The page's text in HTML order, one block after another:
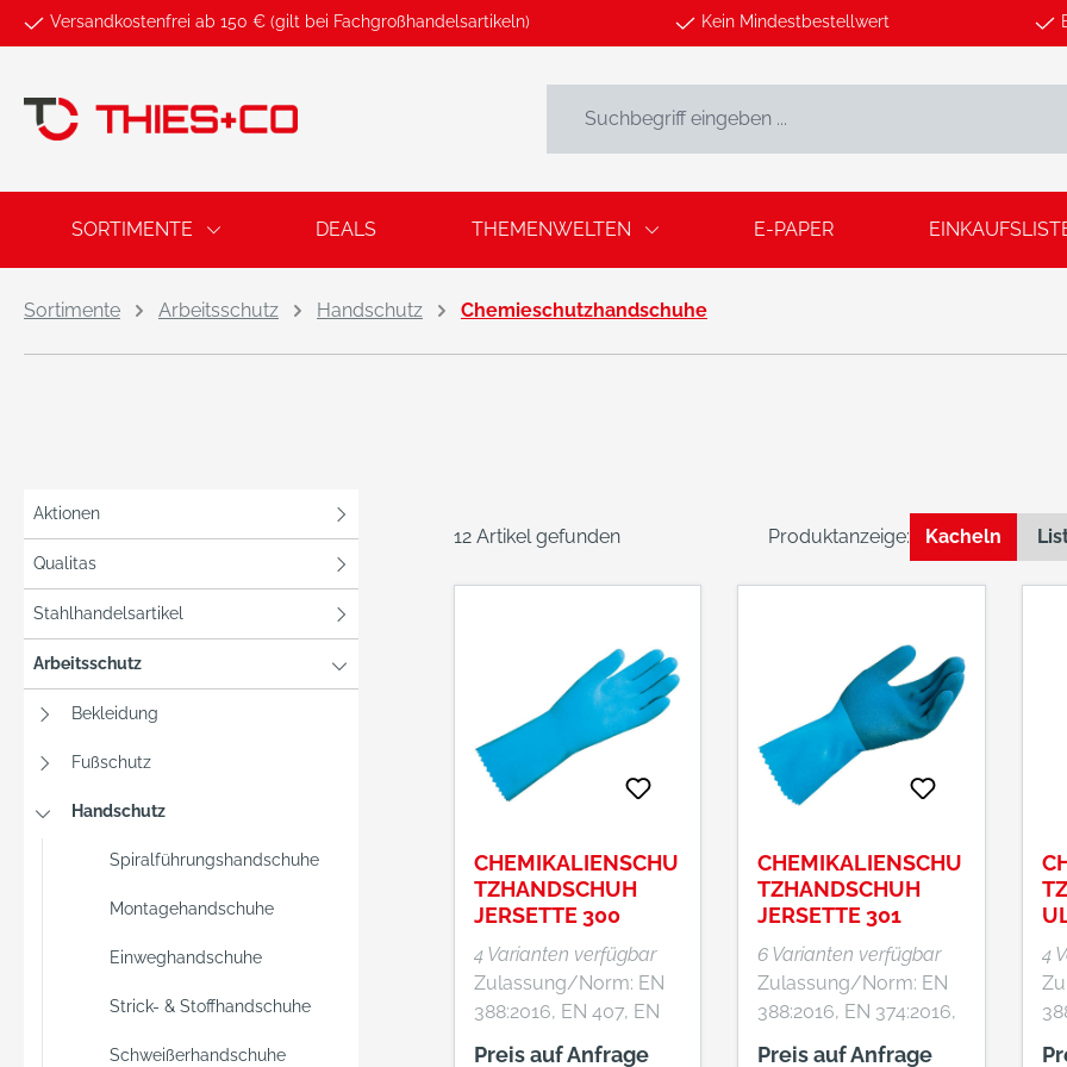
Zur Hauptnavigation springen
Versandkostenfrei ab 150 € (gilt bei Fachgroßhandelsartikeln) Kein Mindestbestellwert
SORTIMENTE DEALS THEMENWELTEN E-PAPER
Sortimente Arbeitsschutz Handschutz Chemieschutzhandschuhe
Aktionen
Qualitas
Stahlhandelsartikel
Arbeitsschutz
Bekleidung
Fußschutz
Handschutz
Spiralführungshandschuhe
Montagehandschuhe
Einweghandschuhe
Strick- & Stoffhandschuhe
Schweißerhandschuhe
12 Artikel gefunden Produktanzeige: Kacheln
CHEMIKALIENSCHU
TZHANDSCHUH
JERSETTE 300
4 Varianten verfügbar
Zulassung/Norm: EN
388:2016, EN 407, EN
Preis auf Anfrage
CHEMIKALIENSCHU
TZHANDSCHUH
JERSETTE 301
6 Varianten verfügbar
Zulassung/Norm: EN
388:2016, EN 374:2016,
EN 407:2004
Preis auf Anfrage
4